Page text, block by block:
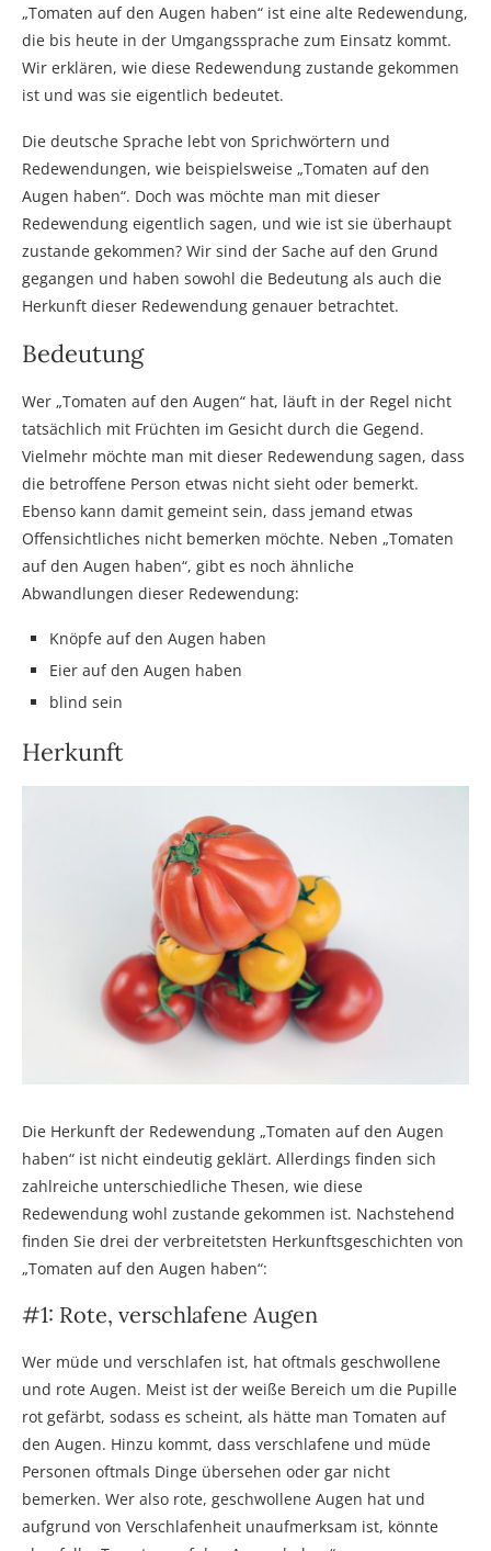
„Tomaten auf den Augen haben“ ist eine alte Redewendung,
die bis heute in der Umgangssprache zum Einsatz kommt.
Wir erklären, wie diese Redewendung zustande gekommen
ist und was sie eigentlich bedeutet.
Die deutsche Sprache lebt von Sprichwörtern und
Redewendungen, wie beispielsweise „Tomaten auf den
Augen haben“. Doch was möchte man mit dieser
Redewendung eigentlich sagen, und wie ist sie überhaupt
zustande gekommen? Wir sind der Sache auf den Grund
gegangen und haben sowohl die Bedeutung als auch die
Herkunft dieser Redewendung genauer betrachtet.
Bedeutung
Wer „Tomaten auf den Augen“ hat, läuft in der Regel nicht
tatsächlich mit Früchten im Gesicht durch die Gegend.
Vielmehr möchte man mit dieser Redewendung sagen, dass
die betroffene Person etwas nicht sieht oder bemerkt.
Ebenso kann damit gemeint sein, dass jemand etwas
Offensichtliches nicht bemerken möchte. Neben „Tomaten
auf den Augen haben“, gibt es noch ähnliche
Abwandlungen dieser Redewendung:
Knöpfe auf den Augen haben
Eier auf den Augen haben
blind sein
Herkunft
Die Herkunft der Redewendung „Tomaten auf den Augen
haben“ ist nicht eindeutig geklärt. Allerdings finden sich
zahlreiche unterschiedliche Thesen, wie diese
Redewendung wohl zustande gekommen ist. Nachstehend
finden Sie drei der verbreitetsten Herkunftsgeschichten von
„Tomaten auf den Augen haben“:
#1: Rote, verschlafene Augen
Wer müde und verschlafen ist, hat oftmals geschwollene
und rote Augen. Meist ist der weiße Bereich um die Pupille
rot gefärbt, sodass es scheint, als hätte man Tomaten auf
den Augen. Hinzu kommt, dass verschlafene und müde
Personen oftmals Dinge übersehen oder gar nicht
bemerken. Wer also rote, geschwollene Augen hat und
aufgrund von Verschlafenheit unaufmerksam ist, könnte